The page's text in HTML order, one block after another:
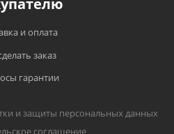
и оплата
заказ
гарантии
и защиты персональных данных
соглашение